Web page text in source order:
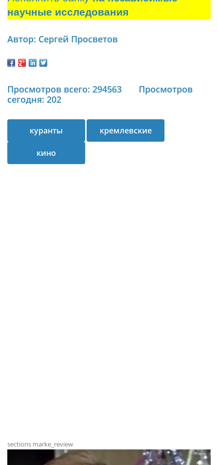
научные исследования
Автор: Сергей Просветов
Просмотров всего: 294563
Просмотров
сегодня: 202
куранты кремлевские
кино
sections marke_review